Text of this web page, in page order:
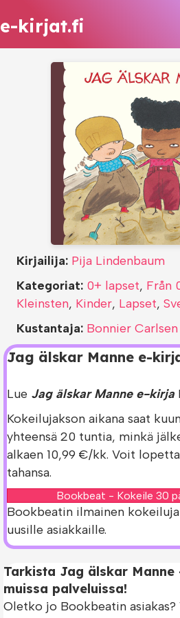
e-kirjat.fi
Jag älskar Manne e-
Lue Jag älskar Manne e-kirja
Kokeilujakson aikana saat
yhteensä 20 tuntia, minkä
alkaen 10,99 €/kk. Voit
tahansa.
Bookbeat - Kokeile 30
Bookbeatin ilmainen
uusille asiakkaille.
Kirjailija: Pija Lindenbaum
Kategoriat: 0+ lapset, Från
Kleinsten, Kinder, Lapset,
Kustantaja: Bonnier Carlsen
Tarkista Jag älskar
muissa palveluissa!
Oletko jo Bookbeatin